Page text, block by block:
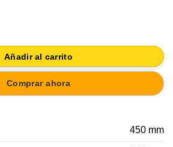
MANGO NATURAL 4 GANCHOS
Añadir al carrito
Comprar ahora
450 mm